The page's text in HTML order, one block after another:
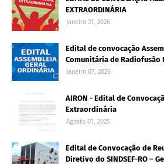
EXTRAORDINÁRIA
Janeiro 31, 2026
Edital de convocação
Comunitária de Radiofusão
Janeiro 07, 2026
AIRON - Edital de
Extraordinária
Agosto 01, 2025
Edital de Convocação de
Diretivo do SINDSEF-RO –